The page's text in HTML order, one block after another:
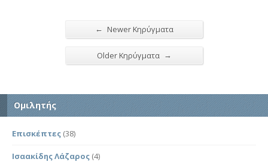
← Newer Κηρύγματα
Older Κηρύγματα →
Ομιλητής
Επισκέπτες (38)
Ισαακίδης Λάζαρος (4)